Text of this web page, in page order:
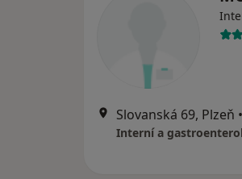
Slovanská 69, Plzeň •
Interní a